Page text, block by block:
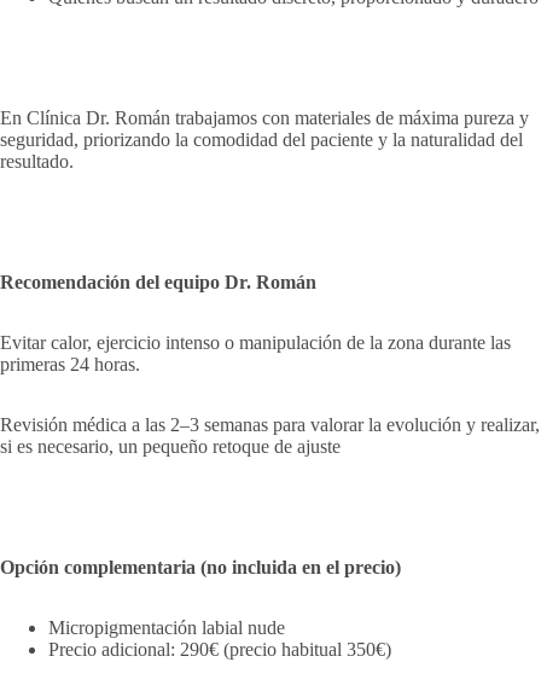
En Clínica Dr. Román trabajamos con materiales de máxima pureza y
seguridad, priorizando la comodidad del paciente y la naturalidad del
resultado.
Recomendación del equipo Dr. Román
Evitar calor, ejercicio intenso o manipulación de la zona durante las
primeras 24 horas.
Revisión médica a las 2–3 semanas para valorar la evolución y realizar,
si es necesario, un pequeño retoque de ajuste
Opción complementaria (no incluida en el precio)
Micropigmentación labial nude
Precio adicional: 290€ (precio habitual 350€)